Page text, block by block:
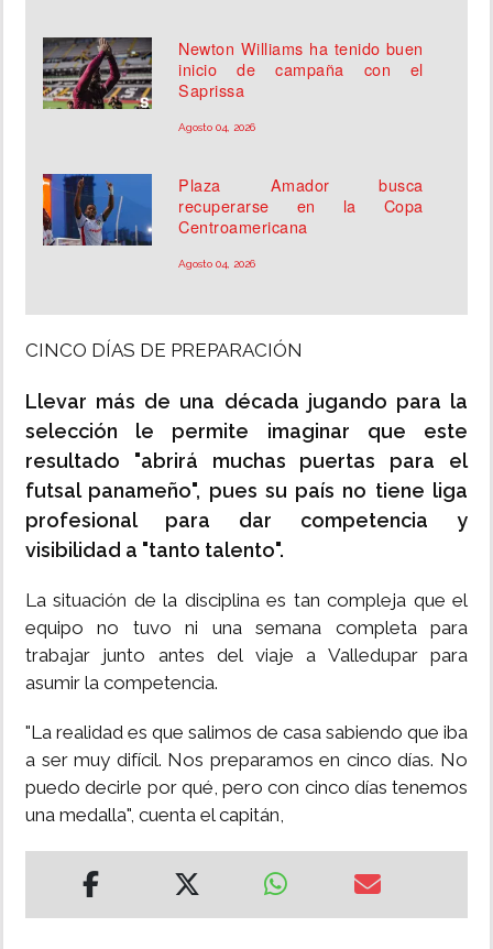
Newton Williams ha tenido buen
inicio de campaña con el
Saprissa
Agosto 04, 2026
Plaza Amador busca
recuperarse en la Copa
Centroamericana
Agosto 04, 2026
CINCO DÍAS DE PREPARACIÓN
Llevar más de una década jugando para la
selección le permite imaginar que este
resultado "abrirá muchas puertas para el
futsal panameño", pues su país no tiene liga
profesional para dar competencia y
visibilidad a "tanto talento".
La situación de la disciplina es tan compleja que el
equipo no tuvo ni una semana completa para
trabajar junto antes del viaje a Valledupar para
asumir la competencia.
"La realidad es que salimos de casa sabiendo que iba
a ser muy difícil. Nos preparamos en cinco días. No
puedo decirle por qué, pero con cinco días tenemos
una medalla", cuenta el capitán,